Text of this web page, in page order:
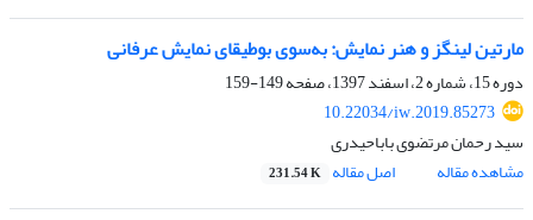
مارتین لینگز و هنر نمایش: به‌سوی بوطیقای نمایش عرفانی
دوره 15، شماره 2، اسفند 1397، صفحه
149-159
10.22034/iw.2019.85273
سید رحمان مرتضوی باباحیدری
مشاهده مقاله
اصل مقاله 231.54 K